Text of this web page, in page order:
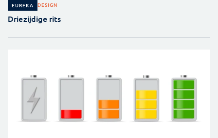
EUREKA DESIGN
Driezijdige rits